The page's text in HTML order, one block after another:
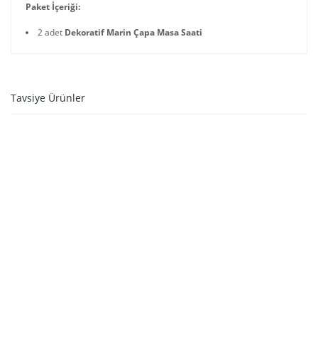
Paket İçeriği:
2 adet Dekoratif Marin Çapa Masa Saati
Tavsiye Ürünler